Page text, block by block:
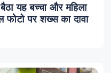
यह बच्चा और महिला
फोटो पर शख्स का दावा